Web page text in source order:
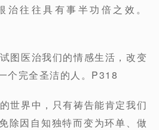
治往往具有事半功倍之效。
图医治我们的情感生活，改变
个完全圣洁的人。P318
世界中，只有祷告能肯定我们
除因自知独特而变为环单、做